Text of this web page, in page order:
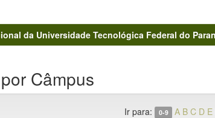
da Universidade Tecnológica Federal do
Câmpus
Ir para: 0-9 A B C D E